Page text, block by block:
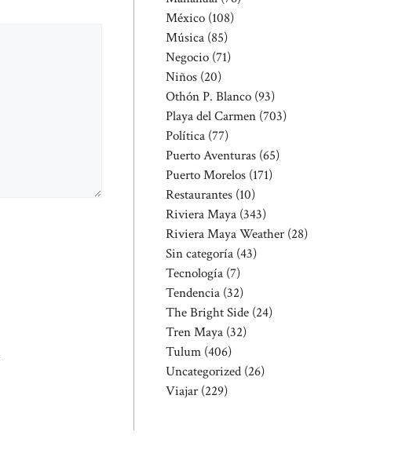
México (108)
Música (85)
Negocio (71)
Niños (20)
Othón P. Blanco (93)
Playa del Carmen (703)
Política (77)
Puerto Aventuras (65)
Puerto Morelos (171)
Restaurantes (10)
Riviera Maya (343)
Riviera Maya Weather (28)
Sin categoría (43)
Tecnología (7)
Tendencia (32)
The Bright Side (24)
Tren Maya (32)
Tulum (406)
Uncategorized (26)
Viajar (229)